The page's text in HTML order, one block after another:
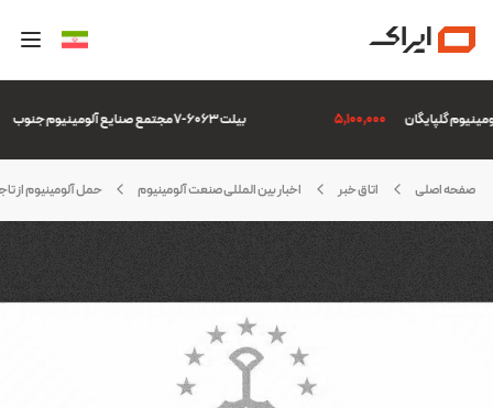
بیلت 6063-7 مجتمع صنایع آلومینیوم جنوب 5,100,000
صفحه اصلی اتاق خبر اخبار بین المللی صنعت آلومینیوم حمل آلومینیوم از